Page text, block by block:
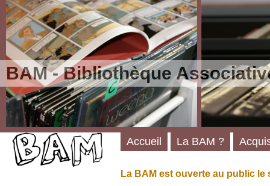
BAM - Bibliothèque
La BAM est ouverte au public le
Accueil La BAM ?